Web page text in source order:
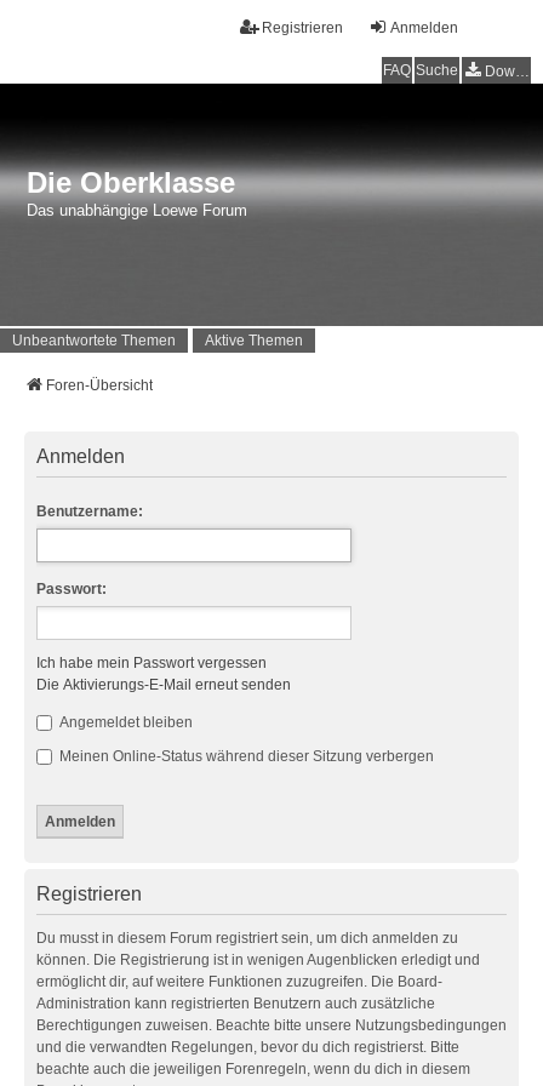
Anmelden
Registrieren
FAQ Suche Downloads
Die Oberklasse
Das unabhängige Loewe Forum
Unbeantwortete Themen Aktive Themen
Foren-Übersicht
Anmelden
Benutzername:
Passwort:
Ich habe mein Passwort vergessen
Die Aktivierungs-E-Mail erneut senden
Angemeldet bleiben
Meinen Online-Status während dieser Sitzung verbergen
Registrieren
Du musst in diesem Forum registriert sein, um dich anmelden zu
können. Die Registrierung ist in wenigen Augenblicken erledigt und
ermöglicht dir, auf weitere Funktionen zuzugreifen. Die Board-
Administration kann registrierten Benutzern auch zusätzliche
Berechtigungen zuweisen. Beachte bitte unsere Nutzungsbedingungen
und die verwandten Regelungen, bevor du dich registrierst. Bitte
beachte auch die jeweiligen Forenregeln, wenn du dich in diesem